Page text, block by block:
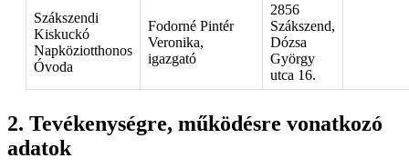
Szákszendi
Kiskuckó
Napköziotthonos
Óvoda
Fodorné Pintér
Veronika,
igazgató
2856
Szákszend,
Dózsa
György
utca 16.
Tevékenységre, működésre vonatkozó
adatok